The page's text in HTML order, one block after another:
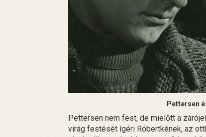
Pettersen
Pettersen nem fest, de mielőtt a
virág festését ígéri Róbertkének, az